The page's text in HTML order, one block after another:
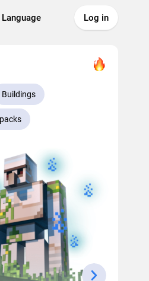
Language Log in
Buildings